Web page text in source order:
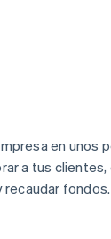
en unos
a tus
recaudar fondos.